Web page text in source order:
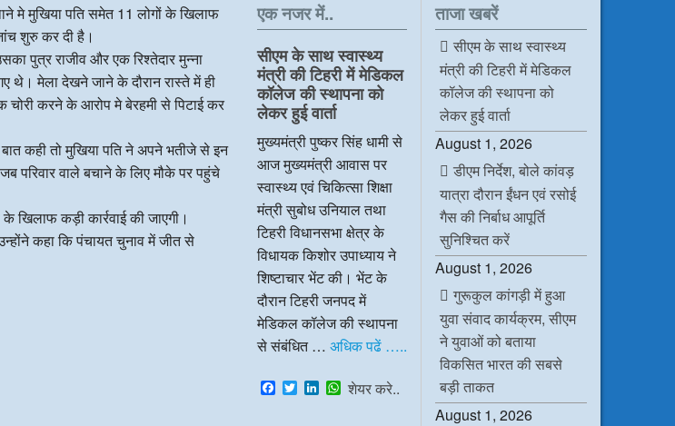
मे मुखिया पति समेत 11 लोगों के खिलाफ
शुरु कर दी है।
पुत्र राजीव और एक रिश्तेदार मुन्ना
थे। मेला देखने जाने के दौरान रास्ते में ही
करने के आरोप मे बेरहमी से पिटाई कर
कही तो मुखिया पति ने अपने भतीजे से इन
परिवार वाले बचाने के लिए मौके पर पहुंचे
खिलाफ कड़ी कार्रवाई की जाएगी।
कहा कि पंचायत चुनाव में जीत से
एक नजर में..
सीएम के साथ स्वास्थ्य
मंत्री की टिहरी में मेडिकल
कॉलेज की स्थापना को
लेकर हुई वार्ता
मुख्यमंत्री पुष्कर सिंह धामी से
आज मुख्यमंत्री आवास पर
स्वास्थ्य एवं चिकित्सा शिक्षा
मंत्री सुबोध उनियाल तथा
टिहरी विधानसभा क्षेत्र के
विधायक किशोर उपाध्याय ने
शिष्टाचार भेंट की। भेंट के
दौरान टिहरी जनपद में
मेडिकल कॉलेज की स्थापना
से संबंधित … अधिक पढें …..
F
a
T
w
L
i
W
h
शेयर करे..
ताजा खबरें
सीएम के साथ स्वास्थ्य
मंत्री की टिहरी में मेडिकल
कॉलेज की स्थापना को
लेकर हुई वार्ता
August 1, 2026
डीएम निर्देश, बोले कांवड़
यात्रा दौरान ईंधन एवं रसोई
गैस की निर्बाध आपूर्ति
सुनिश्चित करें
August 1, 2026
गुरूकुल कांगड़ी में हुआ
युवा संवाद कार्यक्रम, सीएम
ने युवाओं को बताया
विकसित भारत की सबसे
बड़ी ताकत
August 1, 2026